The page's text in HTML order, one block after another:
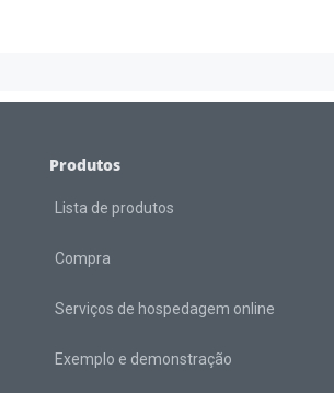
Produtos
Lista de produtos
Compra
Serviços de hospedagem online
Exemplo e demonstração